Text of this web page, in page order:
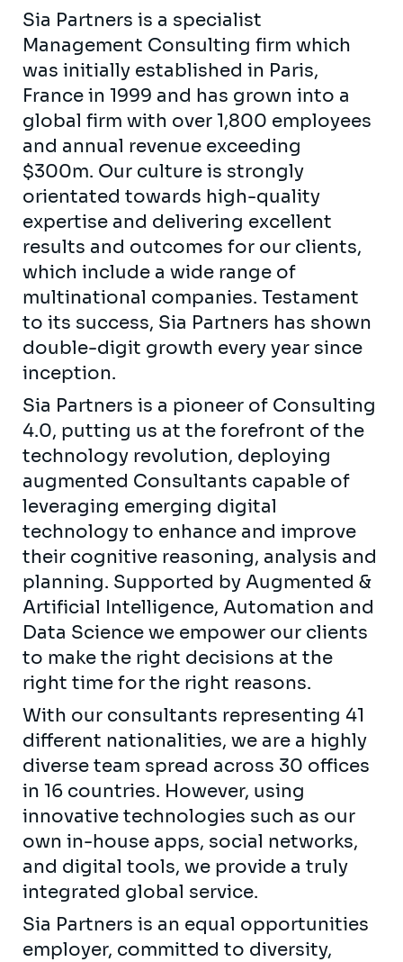
Sia Partners is a specialist
Management Consulting firm which
was initially established in Paris,
France in 1999 and has grown into a
global firm with over 1,800 employees
and annual revenue exceeding
$300m. Our culture is strongly
orientated towards high-quality
expertise and delivering excellent
results and outcomes for our clients,
which include a wide range of
multinational companies. Testament
to its success, Sia Partners has shown
double-digit growth every year since
inception.
Sia Partners is a pioneer of Consulting
4.0, putting us at the forefront of the
technology revolution, deploying
augmented Consultants capable of
leveraging emerging digital
technology to enhance and improve
their cognitive reasoning, analysis and
planning. Supported by Augmented &
Artificial Intelligence, Automation and
Data Science we empower our clients
to make the right decisions at the
right time for the right reasons.
With our consultants representing 41
different nationalities, we are a highly
diverse team spread across 30 offices
in 16 countries. However, using
innovative technologies such as our
own in-house apps, social networks,
and digital tools, we provide a truly
integrated global service.
Sia Partners is an equal opportunities
employer, committed to diversity,